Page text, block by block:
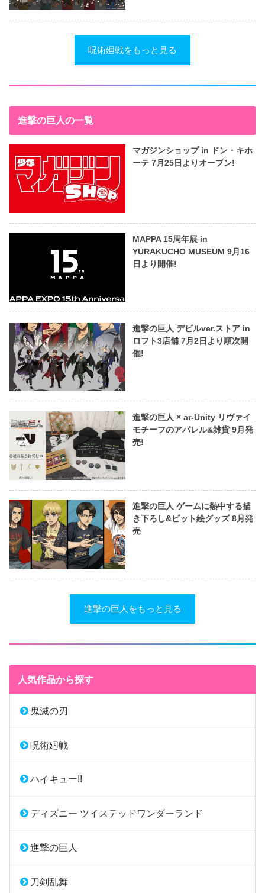
呪術廻戦をもっと見る
進撃の巨人の一覧
マガジンショップ in ドン・キホ
ーテ 7月25日よりオープン!
MAPPA 15周年展 in
YURAKUCHO MUSEUM 9月16
日より開催!
進撃の巨人 デビルver.ストア in
ロフト3店舗 7月2日より順次開
催!
進撃の巨人 × ar-Unity リヴァイ
モチーフのアパレル&雑貨 9月発
売!
進撃の巨人 ゲームに熱中する描
き下ろし&ビット絵グッズ 8月発
売
進撃の巨人をもっと見る
人気作品から探す
鬼滅の刃
呪術廻戦
ハイキュー!!
ディズニー ツイステッドワンダーランド
進撃の巨人
刀剣乱舞